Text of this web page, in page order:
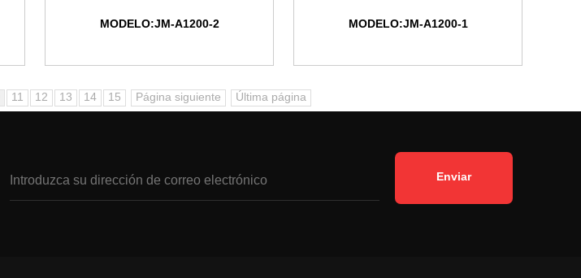
MODELO:JM-A1200-2 MODELO:JM-A1200-1
11 12 13 14 15 Página siguiente Última página